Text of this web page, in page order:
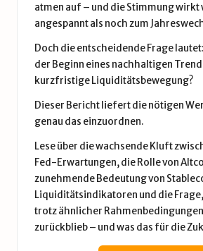
atmen auf – und die Stimmung wirkt
angespannt als noch zum
Doch die entscheidende Frage
der Beginn eines nachhaltigen
kurzfristige Liquiditätsbewegung?
Dieser Bericht liefert die nötigen
genau das einzuordnen.
Lese über die wachsende Kluft
Fed-Erwartungen, die Rolle von
zunehmende Bedeutung von
Liquiditätsindikatoren und die
trotz ähnlicher
zurückblieb – und was das für die